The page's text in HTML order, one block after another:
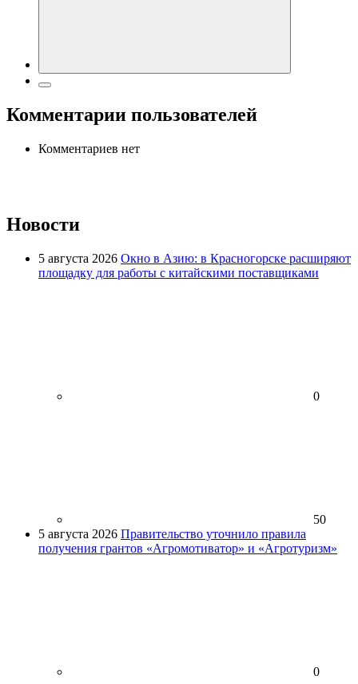
Комментарии пользователей
Комментариев нет
Новости
5 августа 2026 Окно в Азию: в Красногорске расширяют
площадку для работы с китайскими поставщиками
0
50
5 августа 2026 Правительство уточнило правила
получения грантов «Агромотиватор» и «Агротуризм»
0